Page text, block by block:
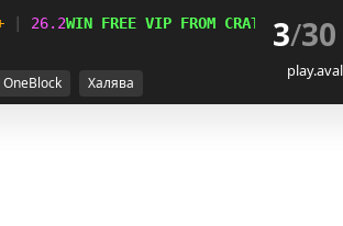
26.2WIN FREE VIP FROM CRATES /VOTE
3/30
OneBlock Халява